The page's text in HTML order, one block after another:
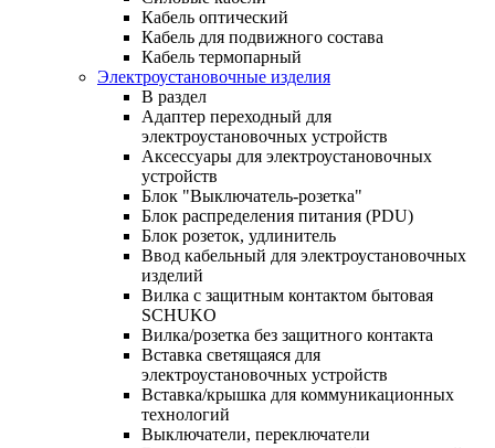
Кабель оптический
Кабель для подвижного состава
Кабель термопарный
Электроустановочные изделия
В раздел
Адаптер переходный для
электроустановочных устройств
Аксессуары для электроустановочных
устройств
Блок "Выключатель-розетка"
Блок распределения питания (PDU)
Блок розеток, удлинитель
Ввод кабельный для электроустановочных
изделий
Вилка с защитным контактом бытовая
SCHUKO
Вилка/розетка без защитного контакта
Вставка светящаяся для
электроустановочных устройств
Вставка/крышка для коммуникационных
технологий
Выключатели, переключатели